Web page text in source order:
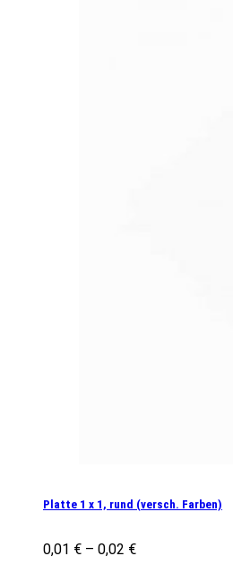
Platte 1 x 1, rund (versch. Farben)
0,01 € – 0,02 €